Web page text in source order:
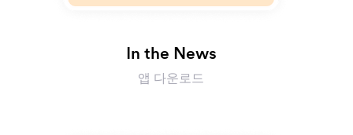
In the News
앱 다운로드